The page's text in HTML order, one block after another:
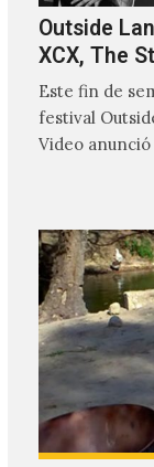
Outside
XCX, The
Este fin de
festival
Video